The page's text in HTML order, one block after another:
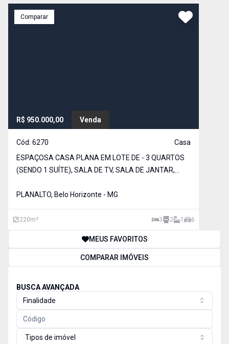
Comparar
R$ 950.000,00 Venda
Cód: 6270
Casa
ESPAÇOSA CASA PLANA EM LOTE DE - 3 QUARTOS
(SENDO 1 SUÍTE), SALA DE TV, SALA DE JANTAR,
SOCIAL, AMPLA ÁREA DE S
PLANALTO, Belo Horizonte - MG
220m² 3 2 1 6
MEUS FAVORITOS
COMPARAR IMÓVEIS
BUSCA AVANÇADA
Finalidade
Tipos de imóvel